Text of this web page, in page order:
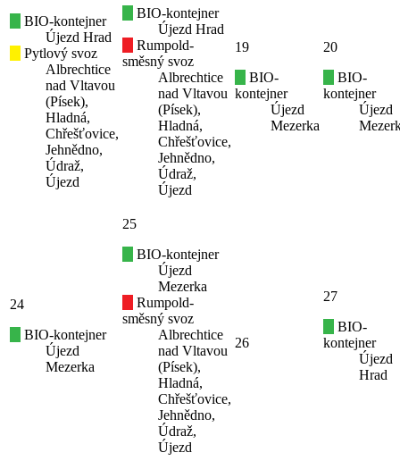
BIO-kontejner
Újezd Hrad
Pytlový svoz
Albrechtice
nad Vltavou
(Písek),
Hladná,
Chřešťovice,
Jehnědno,
Údraž,
Újezd
BIO-kontejner
Újezd Hrad
Rumpold-
směsný svoz
Albrechtice
nad Vltavou
(Písek),
Hladná,
Chřešťovice,
Jehnědno,
Údraž,
Újezd
19
BIO-
kontejner
Újezd
Mezerka
20
BIO-
kontejner
Újezd
24
BIO-kontejner
Újezd
Mezerka
25
BIO-kontejner
Újezd
Mezerka
Rumpold-
směsný svoz
Albrechtice
nad Vltavou
(Písek),
Hladná,
Chřešťovice,
Jehnědno,
Údraž,
Újezd
26
27
BIO-
kontejner
Újezd
Hrad